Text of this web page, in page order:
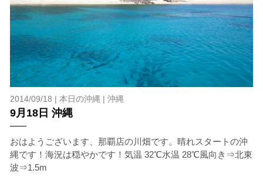
2014/09/18 | 本日の沖縄 | 沖縄
9月18日 沖縄
おはようございます、那覇店の川畑です。晴れスタートの沖
縄です！海況は穏やかです！気温 32℃水温 28℃風向き⇒北東
波⇒1.5m